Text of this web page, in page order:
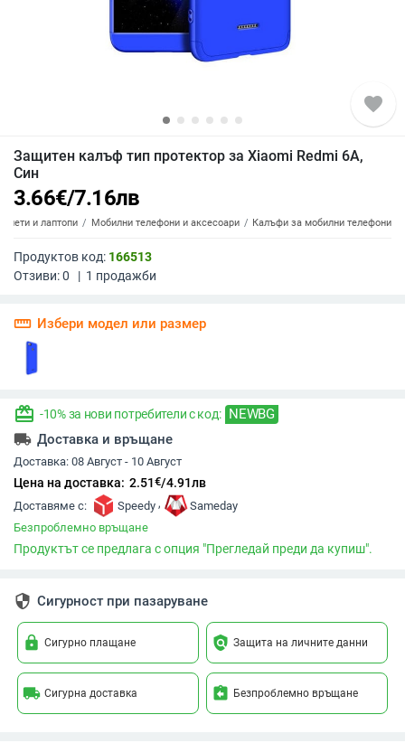
favorite
Защитен калъф тип протектор за Xiaomi Redmi 6A,
Син
3.66€/7.16лв
и лаптопи Мобилни телефони и аксесоари Калъфи за мобилни телефони
Продуктов код: 166513
Отзиви:0 | 1 продажби
straighten Избери модел или размер
redeem -10% за нови потребители с код: NEWBG
local_shipping Доставка и връщане
Доставка: 08 Август - 10 Август
Цена на доставка: 2.51€/4.91лв
Доставяме с: Speedy ,
Sameday
Безпроблемно връщане
Продуктът се предлага с опция "Прегледай преди да купиш".
security Сигурност при пазаруване
lock Сигурно плащане policy Защита на личните данни
local_shipping Сигурна доставка assignment_return Безпроблемно връщане